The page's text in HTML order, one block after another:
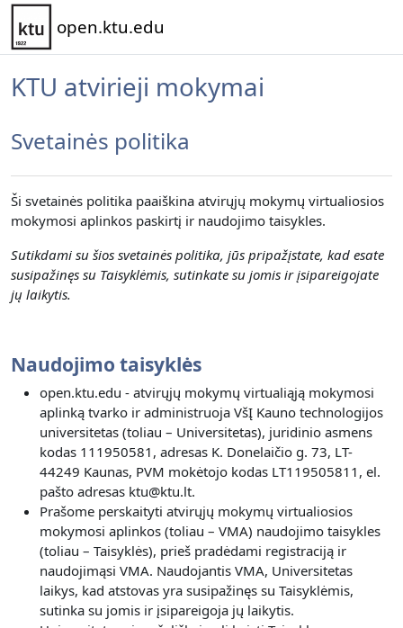
Pereiti į pagrindinį turinį
open.ktu.edu
KTU atvirieji mokymai
Svetainės politika
Ši svetainės politika paaiškina atvirųjų mokymų virtualiosios
mokymosi aplinkos paskirtį ir naudojimo taisykles.
Sutikdami su šios svetainės politika, jūs pripažįstate, kad esate
susipažinęs su Taisyklėmis, sutinkate su jomis ir įsipareigojate
jų laikytis.
Naudojimo taisyklės
open.ktu.edu - atvirųjų mokymų virtualiąją mokymosi
aplinką tvarko ir administruoja VšĮ Kauno technologijos
universitetas (toliau – Universitetas), juridinio asmens
kodas 111950581, adresas K. Donelaičio g. 73, LT-
44249 Kaunas, PVM mokėtojo kodas LT119505811, el.
pašto adresas ktu@ktu.lt.
Prašome perskaityti atvirųjų mokymų virtualiosios
mokymosi aplinkos (toliau – VMA) naudojimo taisykles
(toliau – Taisyklės), prieš pradėdami registraciją ir
naudojimąsi VMA. Naudojantis VMA, Universitetas
laikys, kad atstovas yra susipažinęs su Taisyklėmis,
sutinka su jomis ir įsipareigoja jų laikytis.